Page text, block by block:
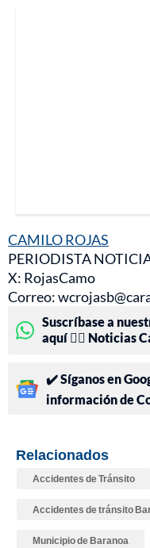
CAMILO ROJAS
PERIODISTA
X: RojasCamo
Correo:
Suscríbase a
aquí 👉🏻 Noticias
✔️ Síganos en
información de
Relacionados
Accidentes de Tránsito
Accidentes de tránsito
Municipio de Baranoa